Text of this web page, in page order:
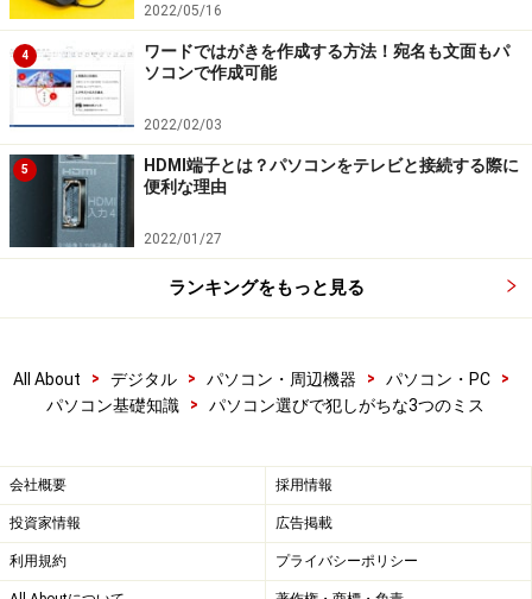
2022/05/16
4
ワードではがきを作成する方法！宛名も文面もパ
ソコンで作成可能
2022/02/03
5
HDMI端子とは？パソコンをテレビと接続する際に
便利な理由
2022/01/27
ランキングをもっと見る
All About > デジタル > パソコン・周辺機器 > パソコン・PC
>
パソコン基礎知識
> パソコン選びで犯しがちな3つのミス
会社概要 採用情報
投資家情報 広告掲載
利用規約 プライバシーポリシー